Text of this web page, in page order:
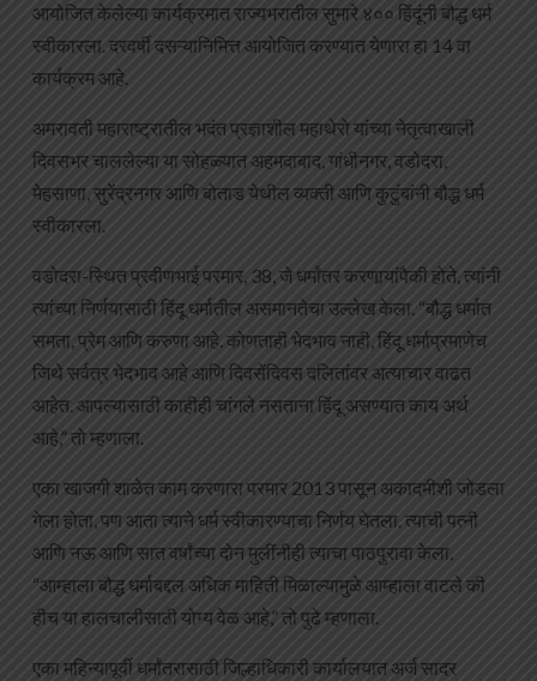
आयोजित केलेल्या कार्यक्रमात राज्यभरातील सुमारे ४०० हिंदूंनी बौद्ध धर्म
स्वीकारला. दरवर्षी दसऱ्यानिमित्त आयोजित करण्यात येणारा हा 14 वा
कार्यक्रम आहे.
अमरावती महाराष्ट्रातील भदंत प्रज्ञाशील महाथेरो यांच्या नेतृत्वाखाली
दिवसभर चाललेल्या या सोहळ्यात अहमदाबाद, गांधीनगर, वडोदरा,
मेहसाणा, सुरेंद्रनगर आणि बोताड येथील व्यक्ती आणि कुटुंबांनी बौद्ध धर्म
स्वीकारला.
वडोदरा-स्थित प्रवीणभाई परमार, 38, जे धर्मांतर करणार्‍यांपैकी होते, त्यांनी
त्यांच्या निर्णयासाठी हिंदू धर्मातील असमानतेचा उल्लेख केला. “बौद्ध धर्मात
समता, प्रेम आणि करुणा आहे. कोणताही भेदभाव नाही, हिंदू धर्माप्रमाणेच
जिथे सर्वत्र भेदभाव आहे आणि दिवसेंदिवस दलितांवर अत्याचार वाढत
आहेत. आपल्यासाठी काहीही चांगले नसताना हिंदू असण्यात काय अर्थ
आहे,” तो म्हणाला.
एका खाजगी शाळेत काम करणारा परमार 2013 पासून अकादमीशी जोडला
गेला होता, पण आता त्याने धर्म स्वीकारण्याचा निर्णय घेतला. त्याची पत्नी
आणि नऊ आणि सात वर्षांच्या दोन मुलींनीही त्याचा पाठपुरावा केला.
“आम्हाला बौद्ध धर्माबद्दल अधिक माहिती मिळाल्यामुळे आम्हाला वाटले की
हीच या हालचालीसाठी योग्य वेळ आहे,” तो पुढे म्हणाला.
एका महिन्यापूर्वी धर्मांतरासाठी जिल्हाधिकारी कार्यालयात अर्ज सादर